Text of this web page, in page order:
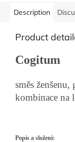
Description
Product
Cogitum
směs
kombinace na
Popis a složení: